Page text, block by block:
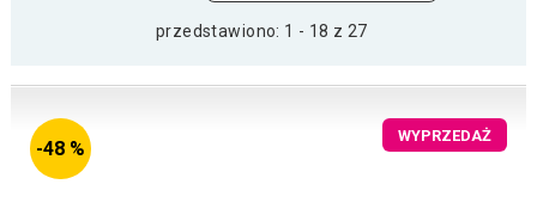
przedstawiono: 1 - 18 z 27
-48 %
WYPRZEDAŻ